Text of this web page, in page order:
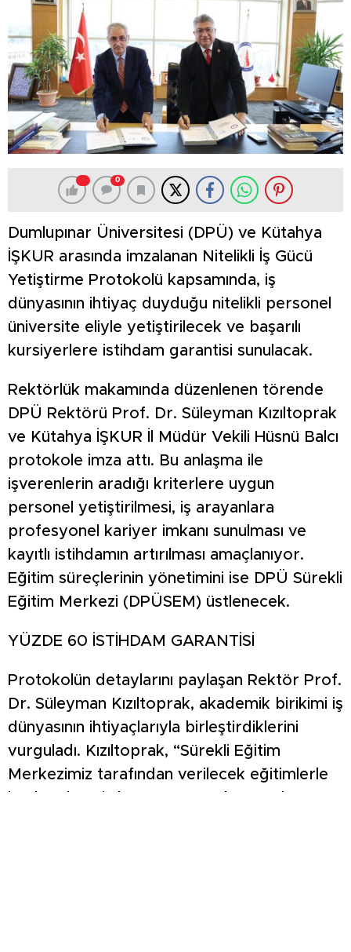
0
Dumlupınar Üniversitesi (DPÜ) ve Kütahya
İŞKUR arasında imzalanan Nitelikli İş Gücü
Yetiştirme Protokolü kapsamında, iş
dünyasının ihtiyaç duyduğu nitelikli personel
üniversite eliyle yetiştirilecek ve başarılı
kursiyerlere istihdam garantisi sunulacak.
Rektörlük makamında düzenlenen törende
DPÜ Rektörü Prof. Dr. Süleyman Kızıltoprak
ve Kütahya İŞKUR İl Müdür Vekili Hüsnü Balcı
protokole imza attı. Bu anlaşma ile
işverenlerin aradığı kriterlere uygun
personel yetiştirilmesi, iş arayanlara
profesyonel kariyer imkanı sunulması ve
kayıtlı istihdamın artırılması amaçlanıyor.
Eğitim süreçlerinin yönetimini ise DPÜ Sürekli
Eğitim Merkezi (DPÜSEM) üstlenecek.
YÜZDE 60 İSTİHDAM GARANTİSİ
Protokolün detaylarını paylaşan Rektör Prof.
Dr. Süleyman Kızıltoprak, akademik birikimi iş
dünyasının ihtiyaçlarıyla birleştirdiklerini
vurguladı. Kızıltoprak, “Sürekli Eğitim
Merkezimiz tarafından verilecek eğitimlerle